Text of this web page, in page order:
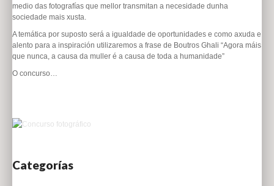
medio das fotografías que mellor transmitan a necesidade dunha
sociedade mais xusta.
A temática por suposto será a igualdade de oportunidades e como axuda e
alento para a inspiración utilizaremos a frase de Boutros Ghali “Agora máis
que nunca, a causa da muller é a causa de toda a humanidade”
O concurso…
Categorías